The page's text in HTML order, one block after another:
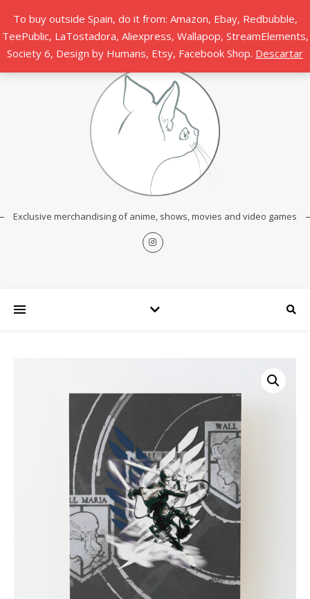
To buy outside Spain, do it from: Amazon, Ebay, Redbubble,
TeePublic, LaTostadora, Aliexpress, Wallapop, StreamElements,
Society 6, Design by Humans, Etsy, Facebook Shop. Descartar
Exclusive merchandising of anime, shows, movies and video games